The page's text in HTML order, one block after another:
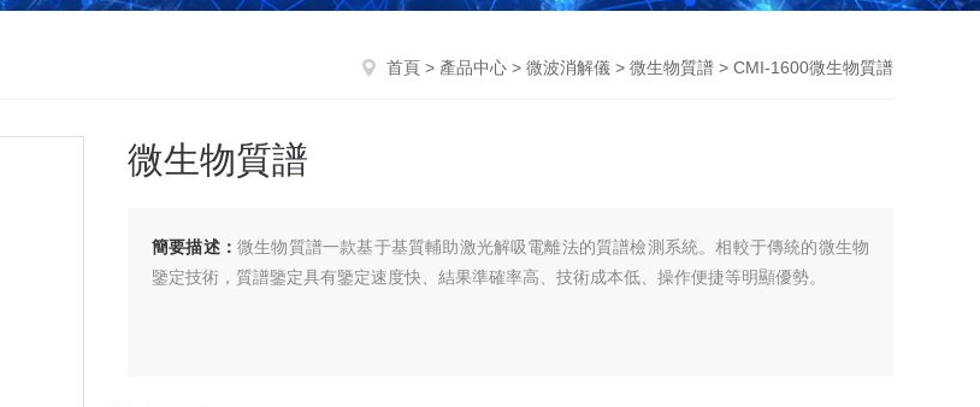
首頁 > 產品中心 > 微波消解儀 > 微生物質譜 > CMI-1600微生物質譜
微生物質譜
簡要描述： 微生物質譜一款基于基質輔助激光解吸電離法的質譜檢測系統。相較于傳統的微生物
鑒定技術，質譜鑒定具有鑒定速度快、結果準確率高、技術成本低、操作便捷等明顯優勢。